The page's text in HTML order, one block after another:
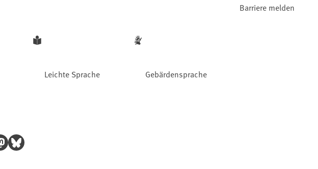
Leichte Sprache Gebärdensprache
Barriere melden